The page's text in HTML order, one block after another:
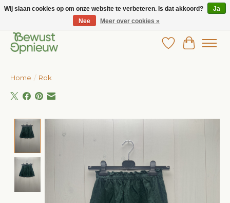
Wij bieden het grootste aanbod in betaalbare kinderkleding!
Verlanglijst
Home / Rok
Product image slideshow Items
Wij slaan cookies op om onze website te verbeteren. Is dat akkoord?
Ja
Nee
Meer over cookies »